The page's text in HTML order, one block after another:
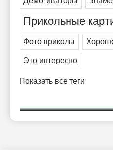
Прикольные
Фото приколы
Это интересно
Показать все теги